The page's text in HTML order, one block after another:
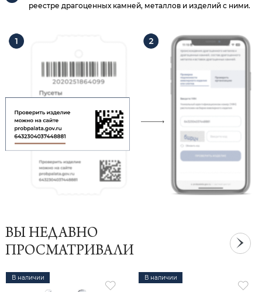
реестре драгоценных камней, металлов и изделий с ними.
ВЫ НЕДАВНО
ПРОСМАТРИВАЛИ
В наличии В наличии